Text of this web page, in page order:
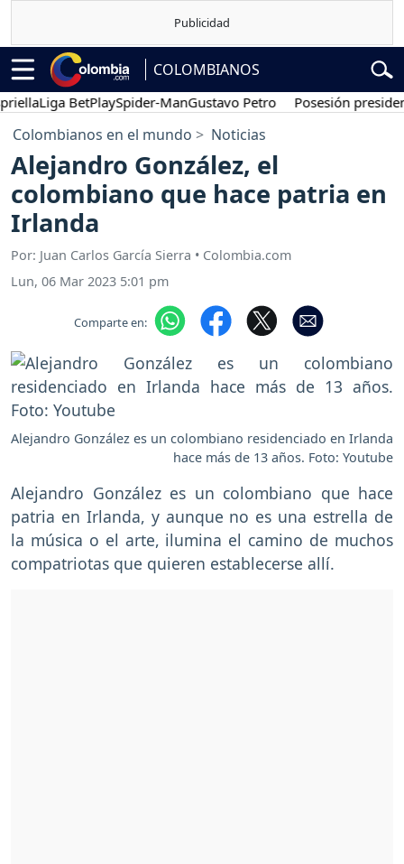
COLOMBIANOS
Liga BetPlaySpider-ManGustavo Petro Posesión presidencial
Colombianos en el mundo Noticias
Alejandro González, el
colombiano que hace patria en
Irlanda
Por: Juan Carlos García Sierra • Colombia.com
Lun, 06 Mar 2023 5:01 pm
Comparte en:
Alejandro González es un colombiano residenciado en Irlanda
hace más de 13 años. Foto: Youtube
Alejandro González es un colombiano que hace
patria en Irlanda, y aunque no es una estrella de
la música o el arte, ilumina el camino de muchos
compatriotas que quieren establecerse allí.